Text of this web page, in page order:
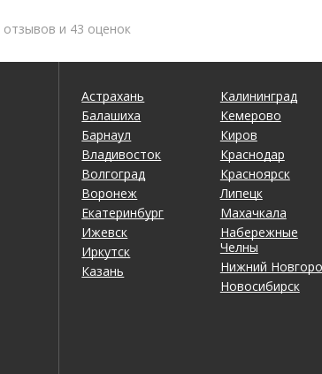
отзывов и 43 оценок
Астрахань
Балашиха
Барнаул
Владивосток
Волгоград
Воронеж
Екатеринбург
Ижевск
Иркутск
Казань
Калининград
Кемерово
Киров
Краснодар
Красноярск
Липецк
Махачкала
Набережные
Челны
Нижний
Новосибирск